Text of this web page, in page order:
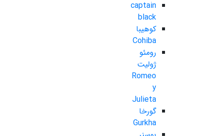
captain
black
کوهیبا
Cohiba
رومئو
ژولیت
Romeo
y
Julieta
گورخا
Gurkha